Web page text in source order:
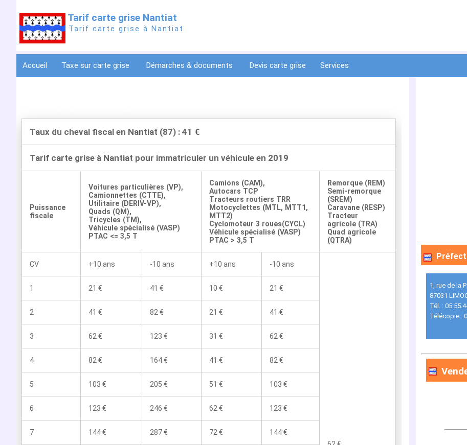
Tarif carte grise Nantiat
Tarif carte grise à Nantiat
Accueil Taxe sur carte grise Démarches & documents Devis carte grise Services
Taux du cheval fiscal en Nantiat (87) : 41 €
Tarif carte grise à Nantiat pour immatriculer un véhicule en 2019
Puissance
fiscale
Voitures particulières (VP),
Camionnettes (CTTE),
Utilitaire (DERIV-VP),
Quads (QM),
Tricycles (TM),
Véhicule spécialisé (VASP)
PTAC <= 3,5 T
Camions (CAM),
Autocars TCP
Tracteurs routiers TRR
Motocyclettes (MTL, MTT1,
MTT2)
Cyclomoteur 3 roues(CYCL)
Véhicule spécialisé (VASP)
PTAC > 3,5 T
Remorque (REM)
Semi-remorque
(SREM)
Caravane (RESP)
Tracteur
agricole (TRA)
Quad agricole
(QTRA)
CV +10 ans -10 ans +10 ans -10 ans
1 21 € 41 € 10 € 21 €
2 41 € 82 € 21 € 41 €
3 62 € 123 € 31 € 62 €
4 82 € 164 € 41 € 82 €
5 103 € 205 € 51 € 103 €
6 123 € 246 € 62 € 123 €
7 144 € 287 € 72 € 144 €
1, rue de la
87031
Tél. :
Télécopie :